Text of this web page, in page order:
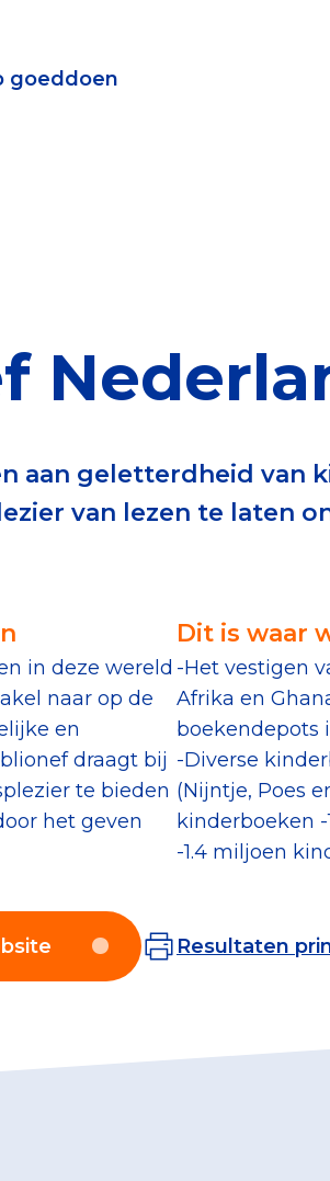
goeddoen
goeddoen
het CBF-keurmerk van een
de Geef Gerust Checklist
&
data over goede
publicaties
of the Sector
Donateurspanel
aan geletterdheid van
van lezen te laten
in deze wereld
naar op de
en
draagt bij
te bieden
het geven
Dit is waar
-Het vestigen
Afrika en
boekendepots
-Diverse
(Nijntje, Poes
kinderboeken
-1.4 miljoen
Resultaten